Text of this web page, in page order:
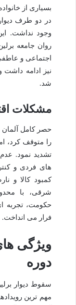
بسیاری از
در دو طرف
وجود نداشت.
روان جامعه
اجتماعی و
نیز ادامه
شد.
مشکلات
حصر کامل آلمان
را متوقف کرد،
تشدید نمود.
های فردی و
کمبود کالا و
شرقی، با
حکومت، تجربه
فرار می انداخت.
ویژگی
دوره
مهم ترین